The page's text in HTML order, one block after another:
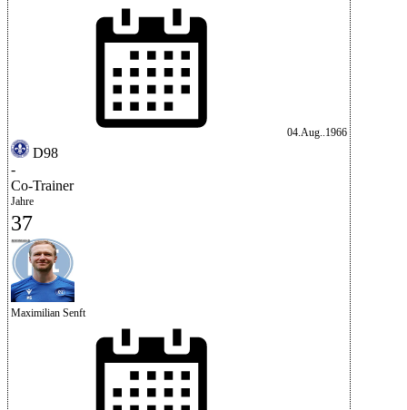
04.Aug..1966
D98
-
Co-Trainer
Jahre
37
Maximilian Senft